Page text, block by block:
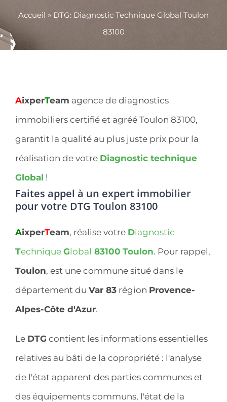
Accueil » DTG: Diagnostic Technique Global Toulon
83100
AixperTeam agence de diagnostics
immobiliers certifié et agréé Toulon 83100,
garantit la qualité au plus juste prix pour la
réalisation de votre Diagnostic technique
Global !
Faites appel à un expert immobilier
pour votre DTG Toulon 83100
AixperTeam, réalise votre Diagnostic
Technique Global 83100 Toulon. Pour rappel,
Toulon, est une commune situé dans le
département du Var 83 région Provence-
Alpes-Côte d'Azur.
Le DTG contient les informations essentielles
relatives au bâti de la copropriété : l'analyse
de l'état apparent des parties communes et
des équipements communs, l'état de la